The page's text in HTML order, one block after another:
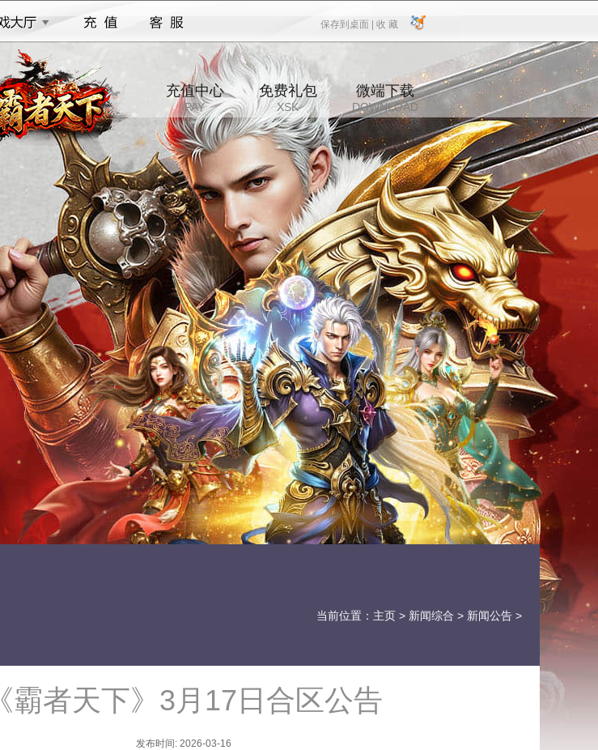
保存到桌面 |
保存到桌面 收 藏
收 藏
充值中心
PAY
免费礼包
XSK
微端下载
DOWNLOAD
当前位置： 主页 > 新闻综合 > 新闻公告 >
《霸者天下》3月17日合区公告
发布时间: 2026-03-16